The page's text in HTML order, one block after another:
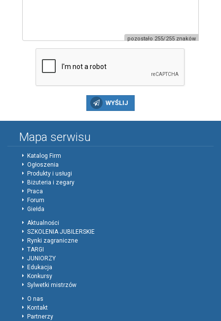
WYŚLIJ
Mapa serwisu
Katalog Firm
Ogłoszenia
Produkty i usługi
Biżuteria i zegary
Praca
Forum
Giełda
Aktualności
SZKOLENIA JUBILERSKIE
Rynki zagraniczne
TARGI
JUNIORZY
Edukacja
Konkursy
Sylwetki mistrzów
O nas
Kontakt
Partnerzy
pozostało 255/255 znaków